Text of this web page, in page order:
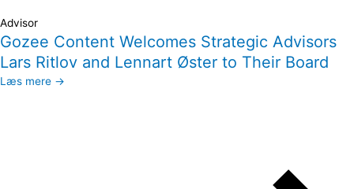
Advisor
Gozee Content Welcomes Strategic Advisors
Lars Ritlov and Lennart Øster to Their Board
Læs mere →